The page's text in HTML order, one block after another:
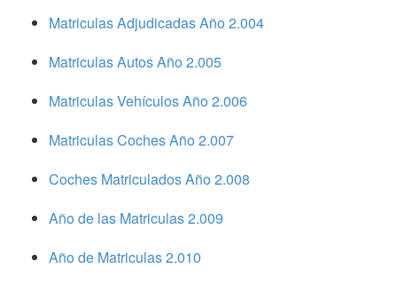
Matriculas Adjudicadas Año 2.004
Matriculas Autos Año 2.005
Matriculas Vehículos Año 2.006
Matriculas Coches Año 2.007
Coches Matriculados Año 2.008
Año de las Matriculas 2.009
Año de Matriculas 2.010